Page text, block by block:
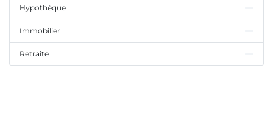
Hypothèque
Immobilier
Retraite